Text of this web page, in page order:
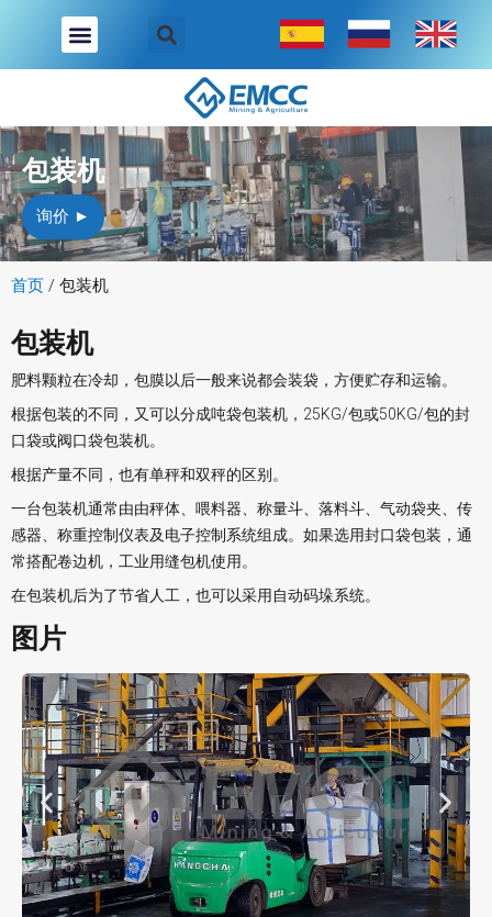
内
包装机
询价 ►
首页 / 包装机
包装机
肥料颗粒在冷却，包膜以后一般来说都会装袋，方便贮存和运输。
根据包装的不同，又可以分成吨袋包装机，25KG/包或50KG/包的封
口袋或阀口袋包装机。
根据产量不同，也有单秤和双秤的区别。
一台包装机通常由由秤体、喂料器、称量斗、落料斗、气动袋夹、传
感器、称重控制仪表及电子控制系统组成。如果选用封口袋包装，通
常搭配卷边机，工业用缝包机使用。
在包装机后为了节省人工，也可以采用自动码垛系统。
图片